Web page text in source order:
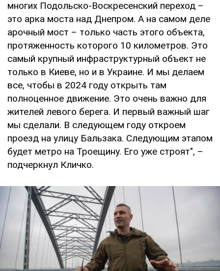
многих Подольско-Воскресенский переход –
это арка моста над Днепром. А на самом деле
арочный мост – только часть этого объекта,
протяженность которого 10 километров. Это
самый крупный инфраструктурный объект не
только в Киеве, но и в Украине. И мы делаем
все, чтобы в 2024 году открыть там
полноценное движение. Это очень важно для
жителей левого берега. И первый важный шаг
мы сделали. В следующем году откроем
проезд на улицу Бальзака. Следующим этапом
будет метро на Троещину. Его уже строят", –
подчеркнул Кличко.